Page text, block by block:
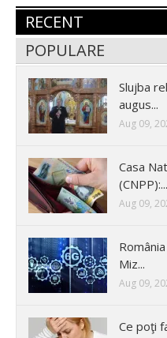
RECENT
POPULARE
Slujba
augus...
Aug 09,
Casa
(CNPP):...
Aug 09,
Miz...
Aug 09,
Ce poţi